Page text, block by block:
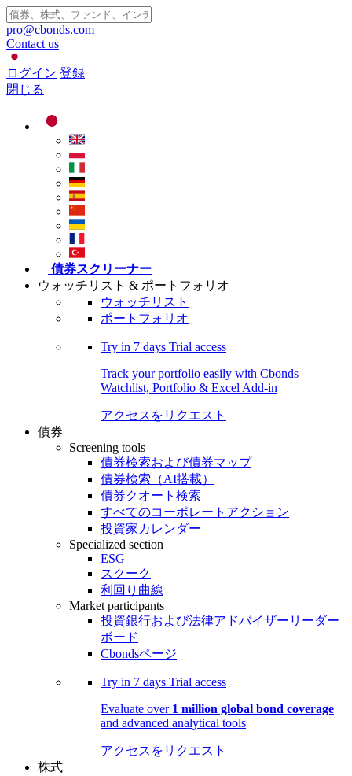
pro@cbonds.com
Contact us
ログイン 登録
閉じる
債券スクリーナー
ウォッチリスト & ポートフォリオ
ウォッチリスト
ポートフォリオ
Try in 7 days Trial access
Track your portfolio easily with Cbonds
Watchlist, Portfolio & Excel Add-in
アクセスをリクエスト
債券
Screening tools
債券検索および債券マップ
債券検索（AI搭載）
債券クオート検索
すべてのコーポレートアクション
投資家カレンダー
Specialized section
ESG
スクーク
利回り曲線
Market participants
投資銀行および法律アドバイザーリーダー
ボード
Cbondsページ
Try in 7 days Trial access
Evaluate over 1 million global bond coverage
and advanced analytical tools
アクセスをリクエスト
株式